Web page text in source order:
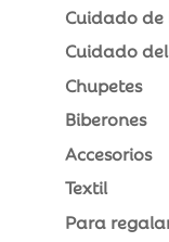
Cuidado
Cuidado
Chupetes
Biberones
Accesorios
Textil
Para